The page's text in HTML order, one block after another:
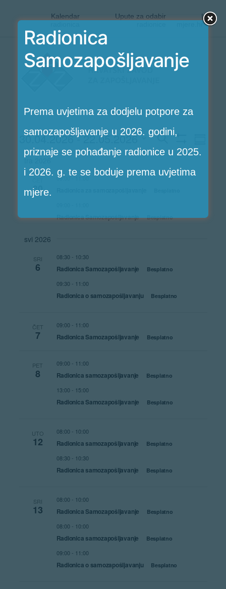
Kalendar
Upute za odabir
|
mjere.hr
Preskoči
Radionice
Search
Search
Pokaži
Filtere
30.04.2026 - 22.05.2026
Odaberite
datum.
tra 2026
30
09:00-11:00
Radionica Samozapošljavanje Besplatno
svi 2026
SRI
6
08:30 - 10:30
Radionica Samozapošljavanje Besplatno
09:30 - 11:00
Radionica o samozapošljavanju Besplatno
ČET
7
09:00 - 11:00
Radionica Samozapošljavanje Besplatno
PET
8
09:00 - 11:00
Radionica samozapošljavanje Besplatno
13:00 - 15:00
Radionica Samozapošljavanje Besplatno
UTO
12
08:00 - 10:00
Radionica samozapošljavanje Besplatno
08:30 - 10:30
Radionica samozapošljavanje Besplatno
SRI
13
08:00 - 10:00
Radionica Samozapošljavanje Besplatno
08:00 - 10:00
Radionica samozapošljavanje Besplatno
09:00 - 11:00
Radionica o samozapošljavanju Besplatno
Radionica
Samozapošljavanje
Prema uvjetima za dodjelu potpore za
samozapošljavanje u 2026. godini,
priznaje se pohađanje radionice u 2025.
i 2026. g. te se boduje prema uvjetima
mjere.